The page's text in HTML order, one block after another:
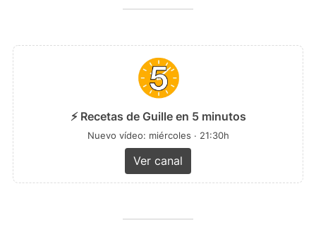
⚡ Recetas de Guille en 5 minutos
Nuevo vídeo: miércoles · 21:30h
Ver canal